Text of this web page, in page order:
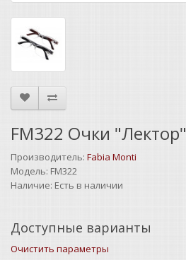
FM322 Очки "Лектор"
Производитель: Fabia Monti
Модель: FM322
Наличие: Есть в наличии
Доступные варианты
Очистить параметры